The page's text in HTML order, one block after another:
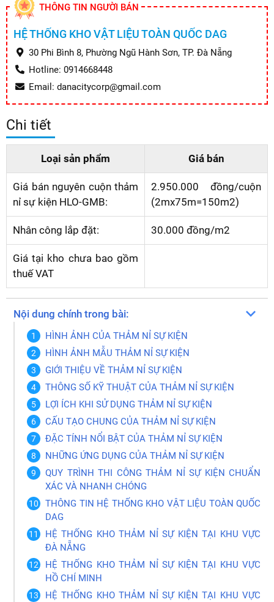
THÔNG TIN NGƯỜI BÁN
HỆ THỐNG KHO VẬT LIỆU TOÀN QUỐC DAG
30 Phi Bình 8, Phường Ngũ Hành Sơn, TP. Đà Nẵng
Hotline: 0914668448
Email: danacitycorp@gmail.com
Chi tiết
Loại sản phẩm Giá bán
Giá bán nguyên cuộn thảm
nỉ sự kiện HLO-GMB:
2.950.000 đồng/cuộn
(2mx75m=150m2)
Nhân công lắp đặt: 30.000 đồng/m2
Giá tại kho chưa bao gồm
thuế VAT
Nội dung chính trong bài:
HÌNH ẢNH CỦA THẢM NỈ SỰ KIỆN
HÌNH ẢNH MẪU THẢM NỈ SỰ KIỆN
GIỚI THIỆU VỀ THẢM NỈ SỰ KIỆN
THÔNG SỐ KỸ THUẬT CỦA THẢM NỈ SỰ KIỆN
LỢI ÍCH KHI SỬ DỤNG THẢM NỈ SỰ KIỆN
CẤU TẠO CHUNG CỦA THẢM NỈ SỰ KIỆN
ĐẶC TÍNH NỔI BẬT CỦA THẢM NỈ SỰ KIỆN
NHỮNG ỨNG DỤNG CỦA THẢM NỈ SỰ KIỆN
QUY TRÌNH THI CÔNG THẢM NỈ SỰ KIỆN CHUẨN
XÁC VÀ NHANH CHÓNG
THÔNG TIN HỆ THỐNG KHO VẬT LIỆU TOÀN QUỐC
DAG
HỆ THỐNG KHO THẢM NỈ SỰ KIỆN TẠI KHU VỰC
ĐÀ NẴNG
HỆ THỐNG KHO THẢM NỈ SỰ KIỆN TẠI KHU VỰC
HỒ CHÍ MINH
HỆ THỐNG KHO THẢM NỈ SỰ KIỆN TẠI KHU VỰC